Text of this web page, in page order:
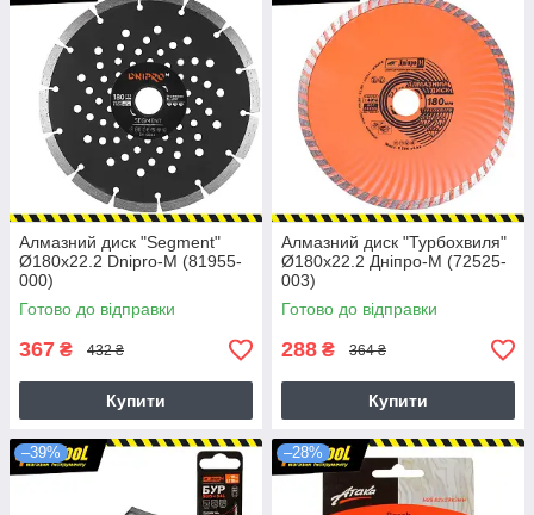
Алмазний диск "Segment"
Ø180х22.2 Dnipro-M (81955-
000)
Готово до відправки
367 ₴ 432 ₴
Купити
Алмазний диск "Турбохвиля"
Ø180х22.2 Дніпро-М (72525-
003)
Готово до відправки
288 ₴ 364 ₴
Купити
–39% –28%